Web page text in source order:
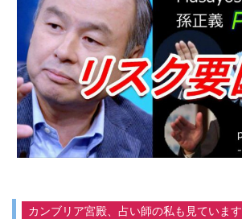
カンブリア宮殿、占い師の私も見ています